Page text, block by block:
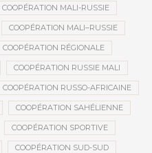
COOPÉRATION MALI-RUSSIE
COOPÉRATION MALI–RUSSIE
COOPÉRATION RÉGIONALE
COOPÉRATION RUSSIE MALI
COOPÉRATION RUSSO-AFRICAINE
COOPÉRATION SAHÉLIENNE
COOPÉRATION SPORTIVE
COOPÉRATION SUD-SUD